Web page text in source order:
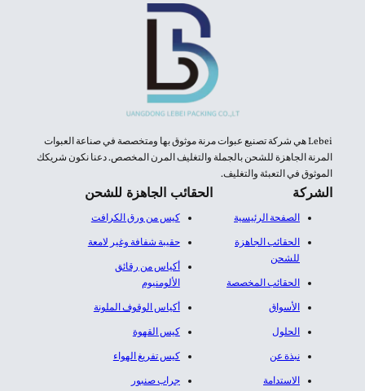
Lebei هي شركة تصنيع عبوات مرنة موثوق بها ومتخصصة في صناعة العبوات
المرنة الجاهزة للشحن بالجملة والتغليف المرن المخصص. دعنا نكون شريكك
الموثوق في التعبئة والتغليف.
الشركة
الصفحة الرئيسية
الحقائب الجاهزة
للشحن
الحقائب المخصصة
الأسواق
الحلول
نبذة عن
الاستدامة
الحقائب الجاهزة للشحن
كيس من ورق الكرافت
حقيبة شفافة وغير لامعة
أكياس من رقائق
الألومنيوم​
أكياس الوقوف الملونة
كيس القهوة
كيس تفريغ الهواء
جراب صنبور